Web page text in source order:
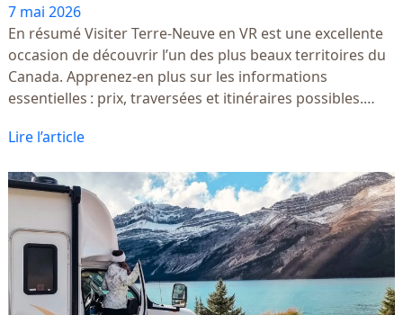
7 mai 2026
En résumé Visiter Terre-Neuve en VR est une excellente
occasion de découvrir l’un des plus beaux territoires du
Canada. Apprenez-en plus sur les informations
essentielles : prix, traversées et itinéraires possibles.…
Lire l’article